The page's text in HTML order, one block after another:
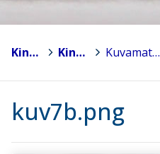
Kinnula > Kinnulan lukio > Kuvamateriaalia tapahtumista
kuv7b.png